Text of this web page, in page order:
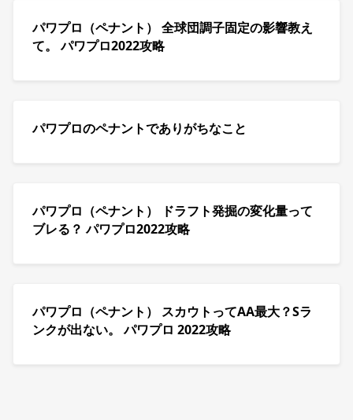
パワプロ（ペナント） 全球団調子固定の影響教え
て。 パワプロ2022攻略
パワプロのペナントでありがちなこと
パワプロ（ペナント） ドラフト発掘の変化量って
ブレる？ パワプロ2022攻略
パワプロ（ペナント） スカウトってAA最大？Sラ
ンクが出ない。 パワプロ 2022攻略